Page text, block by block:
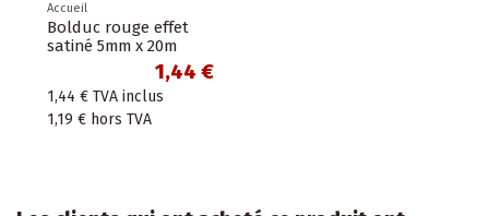
Accueil
Bolduc rouge effet
satiné 5mm x 20m
1,44 €
1,44 € TVA inclus
1,19 € hors TVA